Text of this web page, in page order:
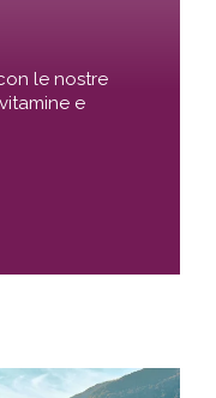
le nostre
e